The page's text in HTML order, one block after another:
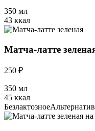
350 мл
43 ккал
Матча-латте
250 ₽
350 мл
45 ккал
Безлактозное